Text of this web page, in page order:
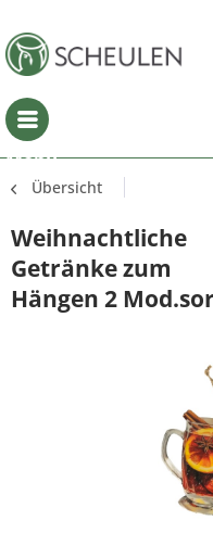
Menü
Übersicht
Weihnachtliche
Getränke zum
Hängen 2